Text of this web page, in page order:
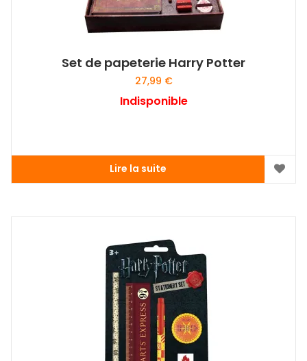
Set de papeterie Harry Potter
27,99 €
Indisponible
Lire la suite